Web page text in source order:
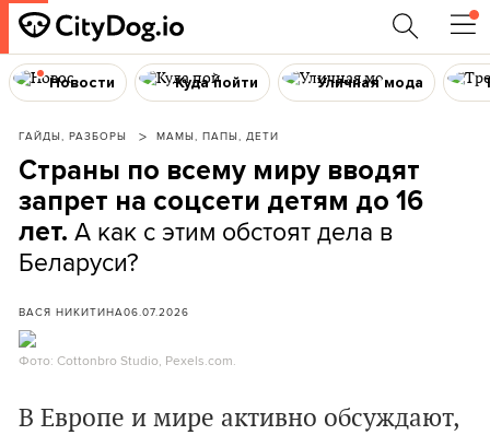
Новости Куда пойти Уличная мода
ГАЙДЫ, РАЗБОРЫ МАМЫ, ПАПЫ, ДЕТИ
Страны по всему миру вводят
запрет на соцсети детям до 16
лет. А как с этим обстоят дела в
Беларуси?
ВАСЯ НИКИТИНА06.07.2026
Фото: Cottonbro Studio, Pexels.com.
В Европе и мире активно обсуждают,